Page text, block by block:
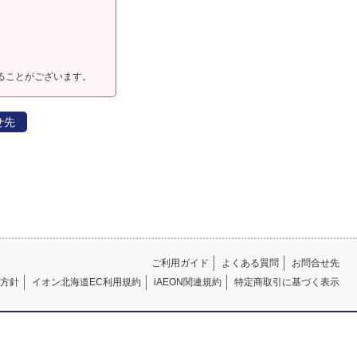
とがございます。
先
ご利用ガイド よくある質問
お問合せ先
針
イオン北海道EC利用規約 iAEON関連規約 特定商取引に基づく表示